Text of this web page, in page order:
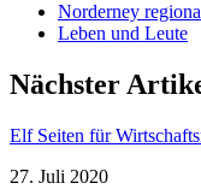
Norderney
Leben und Leute
Nächster
Elf Seiten für
27. Juli 2020